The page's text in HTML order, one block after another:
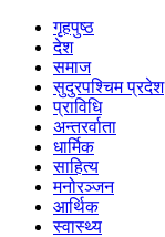
गृहपुष्ठ
देश
समाज
सुदुरपश्चिम प्रदेश
प्राविधि
अन्तरर्वाता
धार्मिक
साहित्य
मनोरञ्जन
आर्थिक
स्वास्थ्य